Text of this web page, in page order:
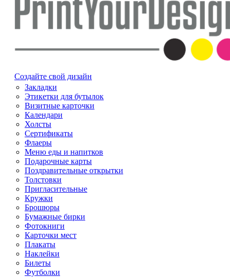
Создайте свой дизайн
Закладки
Этикетки для бутылок
Визитные карточки
Календари
Холсты
Сертификаты
Флаеры
Меню еды и напитков
Подарочные карты
Поздравительные открытки
Толстовки
Пригласительные
Кружки
Брошюры
Бумажные бирки
Фотокниги
Карточки мест
Плакаты
Наклейки
Билеты
Футболки